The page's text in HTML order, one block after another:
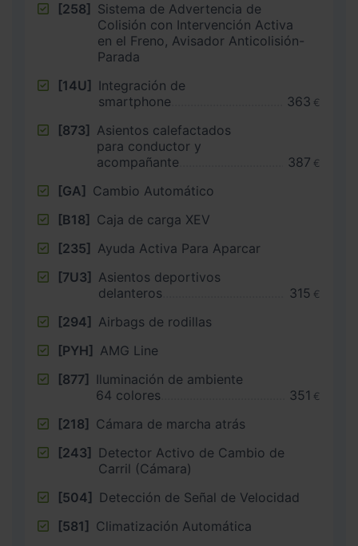
[258] Sistema de Advertencia de
Colisión con Intervención Activa
en el Freno, Avisador Anticolisión-
Parada
[14U] Integración de
smartphone
363 €
[873] Asientos calefactados
para conductor y
acompañante
387 €
[GA] Cambio Automático
[B18] Caja de carga XEV
[235] Ayuda Activa Para Aparcar
[7U3] Asientos deportivos
delanteros
315 €
[294] Airbags de rodillas
[PYH] AMG Line
[877] Iluminación de ambiente
64 colores
351 €
[218] Cámara de marcha atrás
[243] Detector Activo de Cambio de
Carril (Cámara)
[504] Detección de Señal de Velocidad
[581] Climatización Automática